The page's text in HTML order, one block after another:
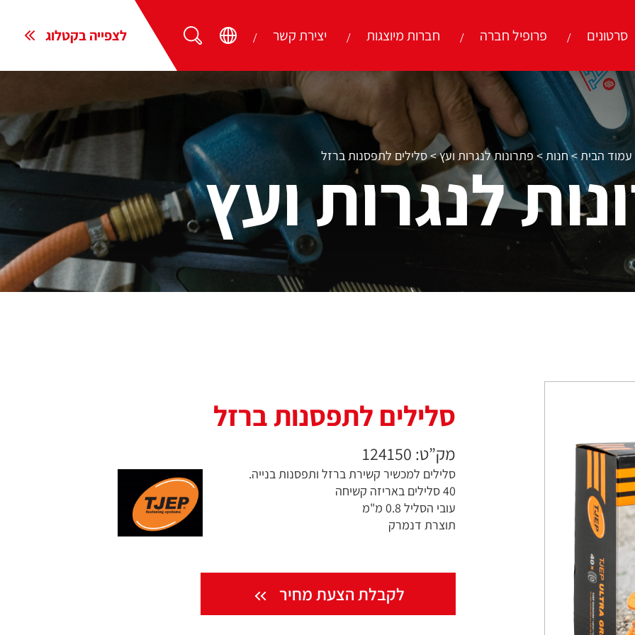
סרטונים פרופיל חברה חברות מיוצגות יצירת קשר לצפייה בקטלוג
עמוד הבית>חנות>פתרונות לנגרות ועץ>סלילים לתפסנות ברזל
לנגרות ועץ
סלילים לתפסנות ברזל
מק”ט: 124150
סלילים למכשיר קשירת ברזל ותפסנות בנייה.
40 סלילים באריזה קשיחה
עובי הסליל 0.8 מ"מ
תוצרת דנמרק
לקבלת הצעת מחיר